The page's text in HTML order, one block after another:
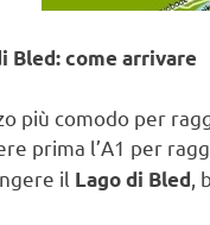
Bled: come arrivare
più comodo per
prima l’A1 per
il Lago di Bled,